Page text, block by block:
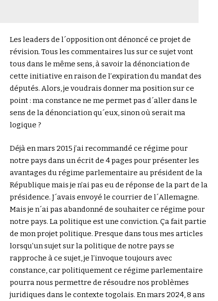
Les leaders de l´opposition ont dénoncé ce projet de
révision. Tous les commentaires lus sur ce sujet vont
tous dans le même sens, à savoir la dénonciation de
cette initiative en raison de l’expiration du mandat des
députés. Alors, je voudrais donner ma position sur ce
point : ma constance ne me permet pas d´aller dans le
sens de la dénonciation qu´eux, sinon où serait ma
logique ?
Déjà en mars 2015 j’ai recommandé ce régime pour
notre pays dans un écrit de 4 pages pour présenter les
avantages du régime parlementaire au président de la
République mais je n’ai pas eu de réponse de la part de la
présidence. J´avais envoyé le courrier de l´Allemagne.
Mais je n´ai pas abandonné de souhaiter ce régime pour
notre pays. La politique est une conviction. Ça fait partie
de mon projet politique. Presque dans tous mes articles
lorsqu’un sujet sur la politique de notre pays se
rapproche à ce sujet, je l’invoque toujours avec
constance, car politiquement ce régime parlementaire
pourra nous permettre de résoudre nos problèmes
juridiques dans le contexte togolais. En mars 2024, 8 ans